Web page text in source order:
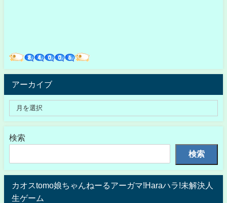
アーカイブ
検索
検索
カオスtomo娘ちゃんねーるアーガマ!Haraハラ!未解決人
生ゲーム